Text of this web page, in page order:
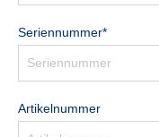
Seriennummer*
Artikelnummer